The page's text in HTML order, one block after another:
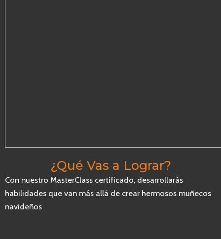
¿Qué Vas a Lograr?
Con nuestro MasterClass certificado, desarrollarás
habilidades que van más allá de crear hermosos muñecos
navideños